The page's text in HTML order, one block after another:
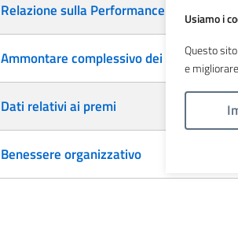
Relazione sulla Performance
Ammontare complessivo dei premi
Dati relativi ai premi
Benessere organizzativo
Usiamo i
Questo
e